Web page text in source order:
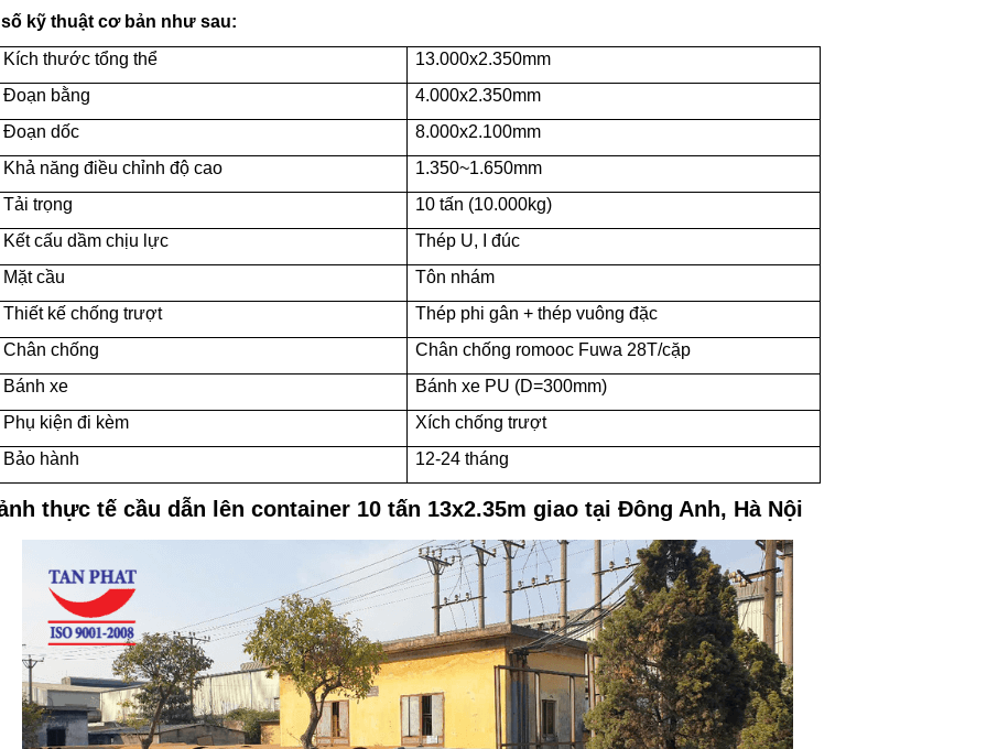
kỹ thuật cơ bản như sau:
Kích thước tổng thể
13.000x2.350mm
Đoạn bằng
4.000x2.350mm
Đoạn dốc
8.000x2.100mm
Khả năng điều chỉnh độ cao
1.350~1.650mm
Tải trọng
10 tấn (10.000kg)
Kết cấu dầm chịu lực
Thép U, I đúc
Mặt cầu
Tôn nhám
Thiết kế chống trượt
Thép phi gân + thép vuông đặc
Chân chống
Chân chống romooc Fuwa 28T/cặp
Bánh xe
Bánh xe PU (D=300mm)
Phụ kiện đi kèm
Xích chống trượt
Bảo hành
12-24 tháng
thực tế cầu dẫn lên container 10 tấn 13x2.35m giao tại Đông Anh, Hà Nội